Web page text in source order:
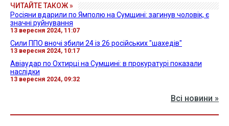
ЧИТАЙТЕ ТАКОЖ »
Росіяни вдарили по Ямполю на Сумщині: загинув чоловік, є
значні руйнування
13 вересня 2024, 11:07
Сили ППО вночі збили 24 із 26 російських "шахедів"
13 вересня 2024, 10:17
Авіаудар по Охтирці на Сумщині: в прокуратурі показали
наслідки
13 вересня 2024, 09:32
Всі новини »